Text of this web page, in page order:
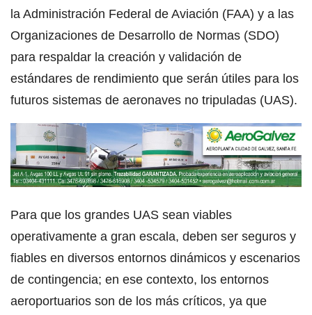
la Administración Federal de Aviación (FAA) y a las
Organizaciones de Desarrollo de Normas (SDO)
para respaldar la creación y validación de
estándares de rendimiento que serán útiles para los
futuros sistemas de aeronaves no tripuladas (UAS).
Para que los grandes UAS sean viables
operativamente a gran escala, deben ser seguros y
fiables en diversos entornos dinámicos y escenarios
de contingencia; en ese contexto, los entornos
aeroportuarios son de los más críticos, ya que